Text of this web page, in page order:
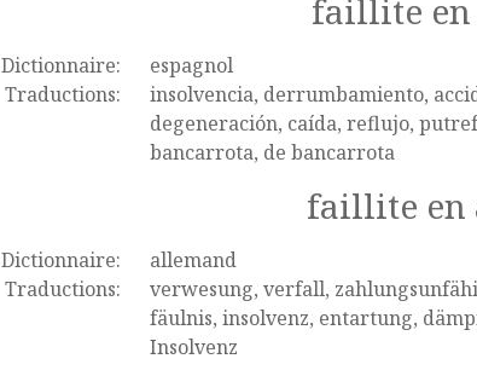
faillite en
Dictionnaire:
espagnol
Traductions:
insolvencia, derrumbamiento,
degeneración, caída, reflujo,
bancarrota, de bancarrota
faillite en
Dictionnaire:
allemand
Traductions:
verwesung, verfall,
fäulnis, insolvenz, entartung,
Insolvenz